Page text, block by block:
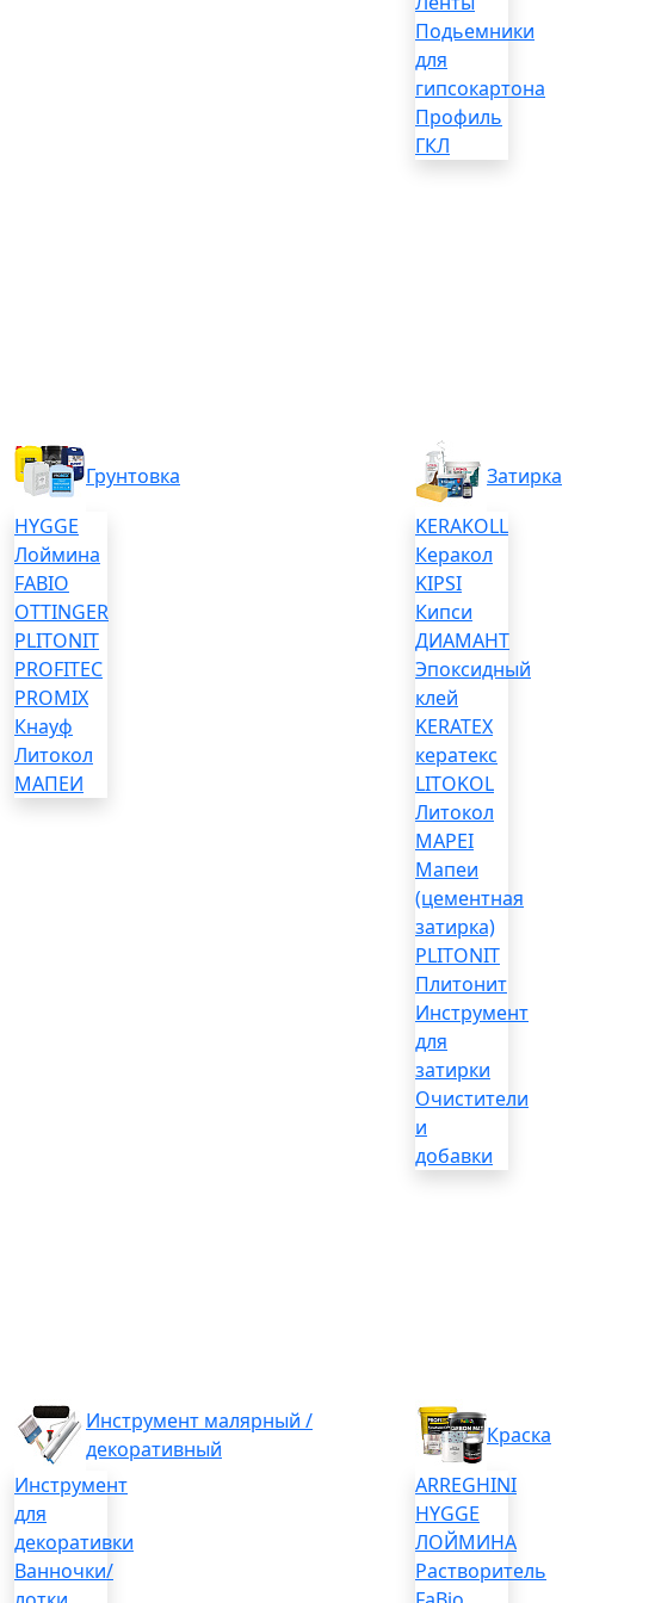
Подьемники
для
гипсокартона
Профиль
ГКЛ
Грунтовка
HYGGE
Лоймина
FABIO
OTTINGER
PLITONIT
PROFITEC
PROMIX
Кнауф
Литокол
МАПЕИ
Затирка
KERAKOLL
Керакол
KIPSI
Кипси
ДИАМАНТ
Эпоксидный
клей
KERATEX
кератекс
LITOKOL
Литокол
MAPEI
Мапеи
(цементная
затирка)
PLITONIT
Плитонит
Инструмент
для
затирки
Очистители
и
добавки
Инструмент малярный /
декоративный
Инструмент
для
декоративки
Ванночки/
Краска
ARREGHINI
HYGGE
ЛОЙМИНА
Растворитель